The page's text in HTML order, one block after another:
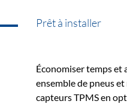
Prêt à installer
Économiser temps et
ensemble de pneus
capteurs TPMS en